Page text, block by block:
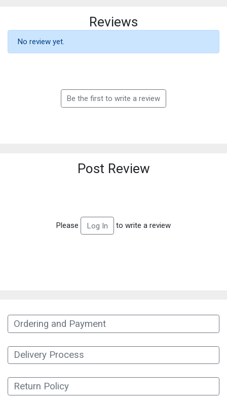
Reviews
No review yet.
Be the first to write a review
Post Review
Please Log In to write a review
Ordering and Payment
Delivery Process
Return Policy